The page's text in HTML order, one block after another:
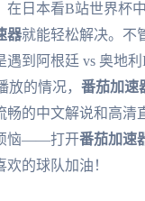
在日本看B站世界杯
器就能轻松解决。不
遇到阿根廷 vs 奥地
放的情况， 番茄加速
畅的中文解说和高清
恼——打开番茄加速
的球队加油！